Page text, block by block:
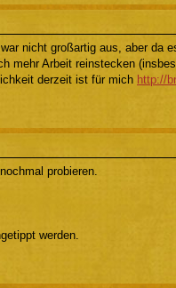
nicht großartig aus, aber da
mehr Arbeit reinstecken
derzeit ist für mich http://
probieren.
werden.